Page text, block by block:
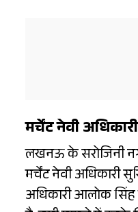
मर्चेंट नेवी
लखनऊ के सरोजिनी
मर्चेंट नेवी अधिकारी
अधिकारी आलोक सिंह